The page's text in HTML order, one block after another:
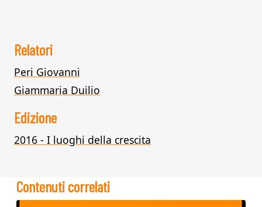
Relatori
Peri Giovanni
Giammaria Duilio
Edizione
2016 - I luoghi della crescita
Contenuti correlati